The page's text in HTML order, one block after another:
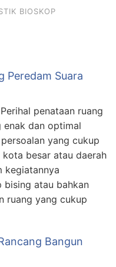
BIOSKOP
Peredam Suara
penataan ruang
enak dan optimal
yang cukup
besar atau daerah
kegiatannya
bising atau bahkan
ruang yang cukup
Bangun